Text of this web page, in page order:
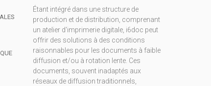
Étant intégré dans une structure de
production et de distribution, comprenant
un atelier d'imprimerie digitale, i6doc peut
offrir des solutions à des conditions
raisonnables pour les documents à faible
diffusion et/ou à rotation lente. Ces
documents, souvent inadaptés aux
réseaux de diffusion traditionnels,